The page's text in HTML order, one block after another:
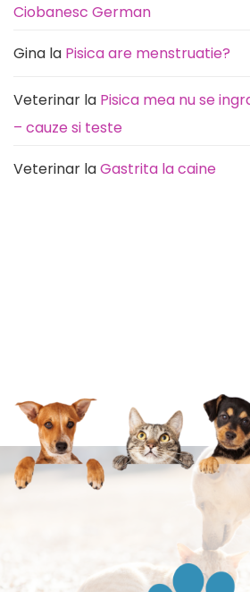
Ciobanesc German
Gina la Pisica are menstruatie?
Veterinar la Pisica mea nu se
– cauze si teste
Veterinar laGastrita la caine